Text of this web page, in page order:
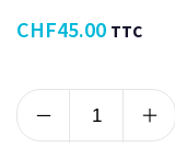
CHF45.00 TTC
Alternative: